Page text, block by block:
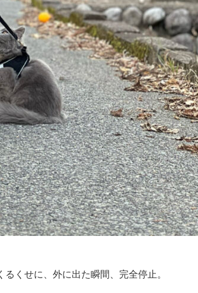
くせに、外に出た瞬間、完全停止。